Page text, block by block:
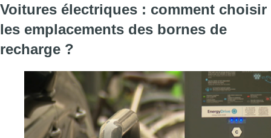
Voitures électriques : comment choisir
les emplacements des bornes de
recharge ?